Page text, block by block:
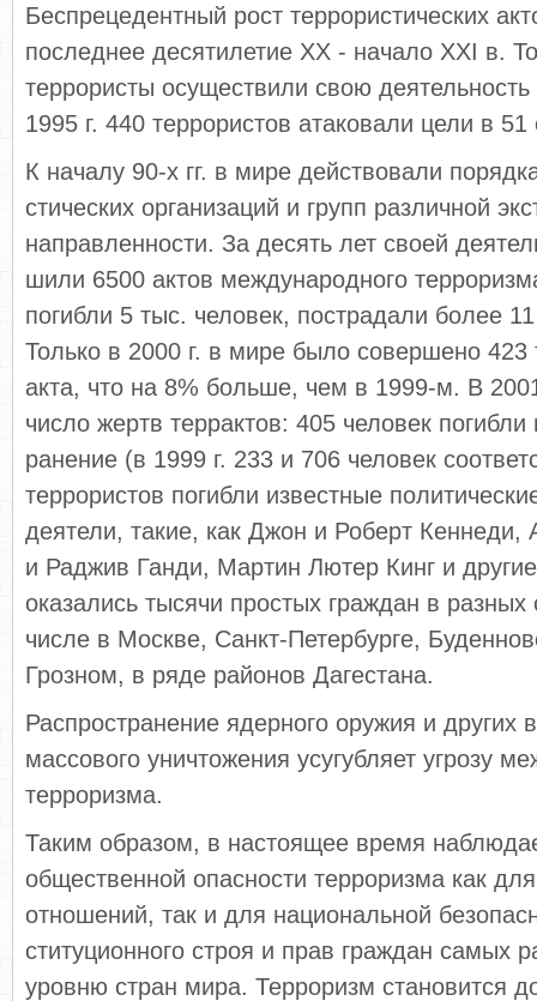
Беспрецедентный рост тер­рористических
последнее десятилетие XX - начало XXI в.
террористы осуществи­ли свою
1995 г. 440 терро­ристов атаковали цели в 51
К началу 90-х гг. в мире дей­ствовали
стических организаций и групп различной
направленности. За десять лет своей
шили 6500 актов международ­ного
погибли 5 тыс. человек, пост­радали более
Только в 2000 г. в мире было совершено 423
акта, что на 8% больше, чем в 1999-м. В
число жертв террактов: 405 человек
ранение (в 1999 г. 233 и 706 человек
террористов погибли известные
деятели, такие, как Джон и Роберт
и Раджив Ганди, Мартин Лютер Кинг и
оказались тысячи простых граждан в
числе в Москве, Санкт-Петербурге,
Грозном, в ряде районов Дагестана.
Распространение ядерного оружия и других
массового уничтожения усу­губляет угрозу
терроризма.
Таким образом, в настоя­щее время
общественной опасности терроризма как
отношений, так и для на­циональной
ституционного строя и прав граждан самых
уровню стран мира. Терроризм становится